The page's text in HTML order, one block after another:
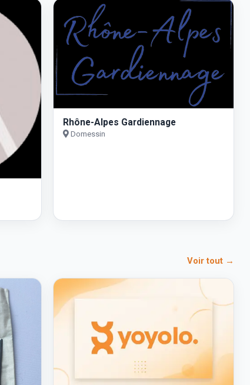
Rhône-Alpes Gardiennage
Domessin
Voir tout →